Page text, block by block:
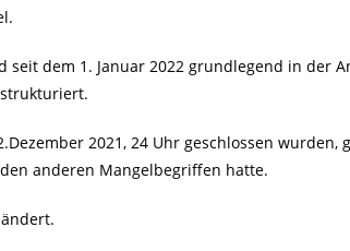
seit dem 1. Januar 2022 grundlegend in der
2021, 24 Uhr geschlossen
anderen Mangelbegriffen hatte.